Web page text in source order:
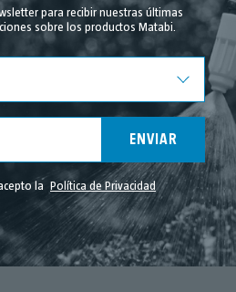
para recibir nuestras últimas
sobre los productos Matabi.
ENVIAR
la Política de Privacidad